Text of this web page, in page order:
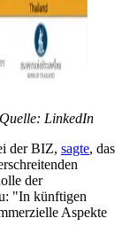
LinkedIn
der BIZ, sagte, das
der
"In künftigen
Aspekte